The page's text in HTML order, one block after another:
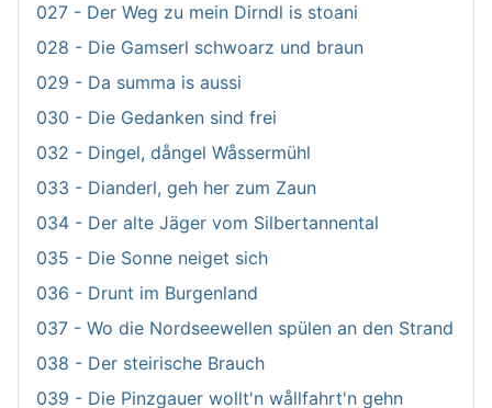
027 - Der Weg zu mein Dirndl is stoani
028 - Die Gamserl schwoarz und braun
029 - Da summa is aussi
030 - Die Gedanken sind frei
032 - Dingel, dångel Wåssermühl
033 - Dianderl, geh her zum Zaun
034 - Der alte Jäger vom Silbertannental
035 - Die Sonne neiget sich
036 - Drunt im Burgenland
037 - Wo die Nordseewellen spülen an den Strand
038 - Der steirische Brauch
039 - Die Pinzgauer wollt'n wållfahrt'n gehn